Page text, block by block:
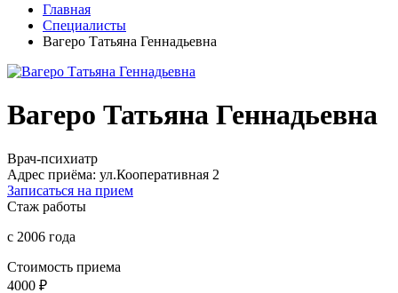
Главная
Специалисты
Вагеро Татьяна Геннадьевна
Вагеро Татьяна Геннадьевна
Врач-психиатр
Адрес приёма: ул.Кооперативная 2
Записаться на прием
Стаж работы
с 2006 года
Стоимость приема
4000 ₽